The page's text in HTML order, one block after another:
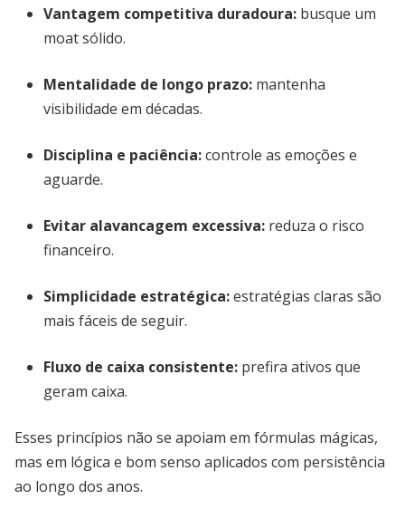
Vantagem competitiva duradoura: busque um
moat sólido.
Mentalidade de longo prazo: mantenha
visibilidade em décadas.
Disciplina e paciência:controle as emoções e
aguarde.
Evitar alavancagem excessiva: reduza o risco
financeiro.
Simplicidade estratégica:estratégias claras são
mais fáceis de seguir.
Fluxo de caixa consistente: prefira ativos que
geram caixa.
Esses princípios não se apoiam em fórmulas mágicas,
mas em lógica e bom senso aplicados com persistência
ao longo dos anos.